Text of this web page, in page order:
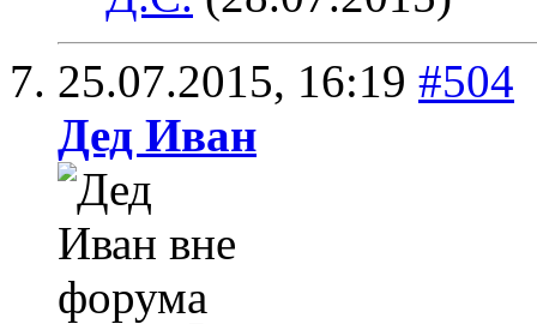
25.07.2015, 16:19 #504
Дед Иван